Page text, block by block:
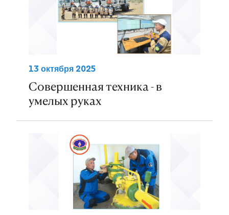
13 октября 2025
Совершенная техника - в
умелых руках